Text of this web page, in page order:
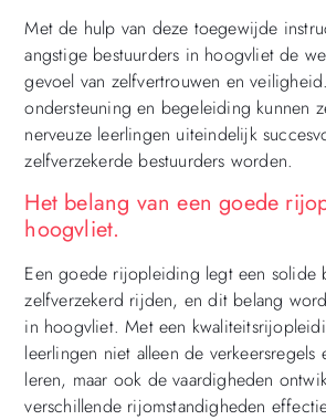
Met de hulp van deze toegewijde
angstige bestuurders in hoogvliet de
gevoel van zelfvertrouwen en
ondersteuning en begeleiding kunnen
nerveuze leerlingen uiteindelijk
zelfverzekerde bestuurders worden.
Het belang van een goede
hoogvliet.
Een goede rijopleiding legt een solide
zelfverzekerd rijden, en dit belang
in hoogvliet. Met een
leerlingen niet alleen de verkeersregels
leren, maar ook de vaardigheden
verschillende rijomstandigheden